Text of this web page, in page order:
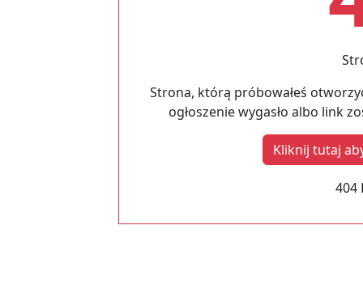
Strona, którą próbowałeś
ogłoszenie wygasło albo link
Kliknij tutaj
404